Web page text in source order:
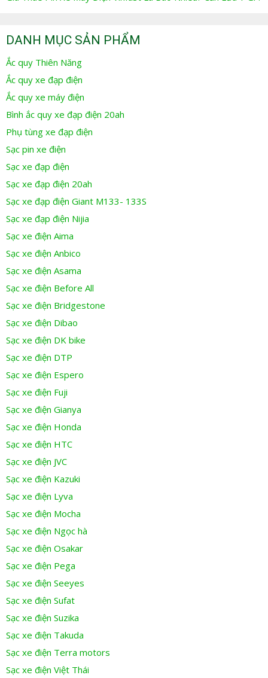
DANH MỤC SẢN PHẨM
Ắc quy Thiên Năng
Ắc quy xe đạp điện
Ắc quy xe máy điện
Bình ắc quy xe đạp điện 20ah
Phụ tùng xe đạp điện
Sạc pin xe điện
Sạc xe đạp điện
Sạc xe đạp điện 20ah
Sạc xe đạp điện Giant M133- 133S
Sạc xe đạp điện Nijia
Sạc xe điện Aima
Sạc xe điện Anbico
Sạc xe điện Asama
Sạc xe điện Before All
Sạc xe điện Bridgestone
Sạc xe điện Dibao
Sạc xe điện DK bike
Sạc xe điện DTP
Sạc xe điện Espero
Sạc xe điện Fuji
Sạc xe điện Gianya
Sạc xe điện Honda
Sạc xe điện HTC
Sạc xe điện JVC
Sạc xe điện Kazuki
Sạc xe điện Lyva
Sạc xe điện Mocha
Sạc xe điện Ngọc hà
Sạc xe điện Osakar
Sạc xe điện Pega
Sạc xe điện Seeyes
Sạc xe điện Sufat
Sạc xe điện Suzika
Sạc xe điện Takuda
Sạc xe điện Terra motors
Sạc xe điện Việt Thái